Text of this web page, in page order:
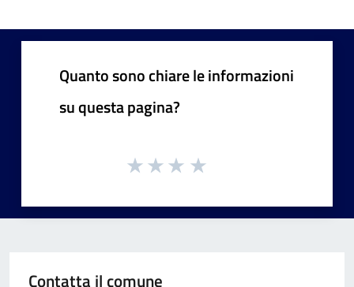
Quanto sono chiare le informazioni
su questa pagina?
Contatta il comune